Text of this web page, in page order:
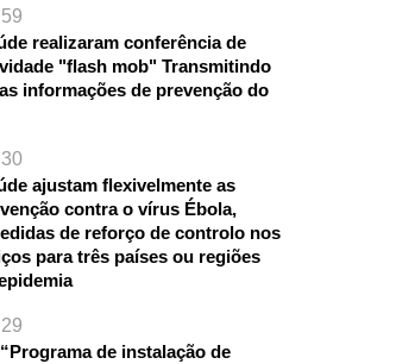
realizaram conferência de
"flash mob" Transmitindo
informações de prevenção do
ajustam flexivelmente as
contra o vírus Ébola,
de reforço de controlo nos
para três países ou regiões
de instalação de